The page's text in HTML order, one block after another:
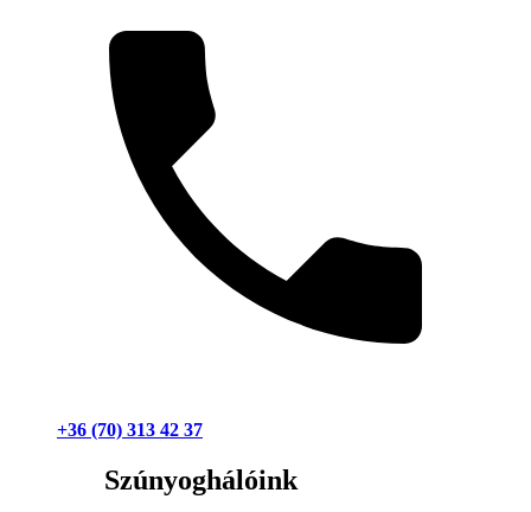
+36 (70) 313 42 37
Szúnyoghálóink